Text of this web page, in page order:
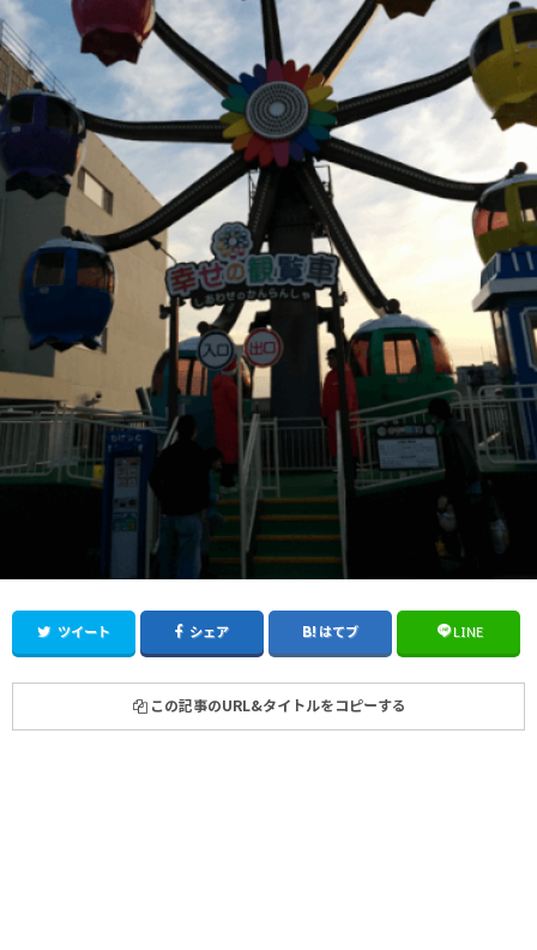
ツイート シェア はてブ LINE
この記事のURL&タイトルをコピーする